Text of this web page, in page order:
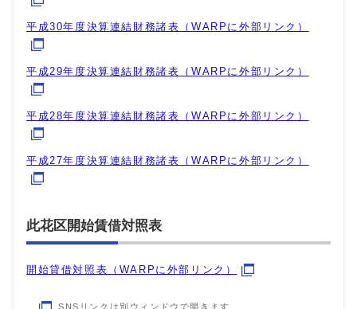
平成30年度決算連結財務諸表（WARPに外部リンク）
平成29年度決算連結財務諸表（WARPに外部リンク）
平成28年度決算連結財務諸表（WARPに外部リンク）
平成27年度決算連結財務諸表（WARPに外部リンク）
此花区開始賃借対照表
開始貸借対照表（WARPに外部リンク）
SNSリンクは別ウィンドウで開きます